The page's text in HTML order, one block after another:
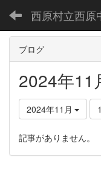
西原村立西原
ブログ
2024年11
2024年11月
記事がありません。